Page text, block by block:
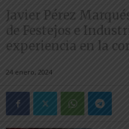
Javier Pérez
de Festejos e
experiencia en la
24 enero, 2024